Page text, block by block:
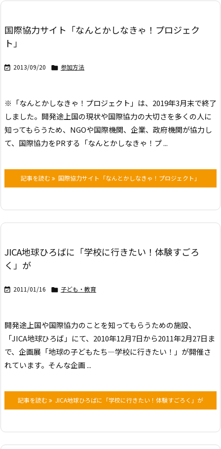
国際協力サイト「なんとかしなきゃ！プロジェク
ト」
 2013/09/20  参加方法
※「なんとかしなきゃ！プロジェクト」は、2019年3月末で終了
しました。 開発途上国の現状や国際協力の大切さを多くの人に
知ってもらうため、NGOや国際機関、企業、政府機関が協力し
て、国際協力をPRする「なんとかしなきゃ！プ ...
記事を読む 国際協力サイト「なんとかしなきゃ！プロジェクト」
JICA地球ひろばに「学校に行きたい！体験すごろ
く」が
 2011/01/16  子ども・教育
開発途上国や国際協力のことを知ってもらうための施設、
「JICA地球ひろば」にて、2010年12月7日から2011年2月27日ま
で、 企画展「地球の子どもたち―学校に行きたい！」が開催さ
れています。 そんな企画 ...
記事を読む JICA地球ひろばに「学校に行きたい！体験すごろく」が